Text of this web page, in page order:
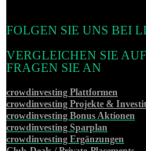
FOLGEN SIE UNS BEI
VERGLEICHEN SIE
FRAGEN SIE AN
crowdinvesting Plattformen
crowdinvesting Projekte &
crowdinvesting Bonus Aktionen
crowdinvesting Sparplan
crowdinvesting Ergänzungen